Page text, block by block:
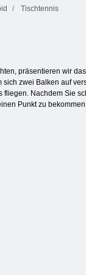
Tischtennis
präsentieren wir
zwei Balken auf
Nachdem Sie
Punkt zu